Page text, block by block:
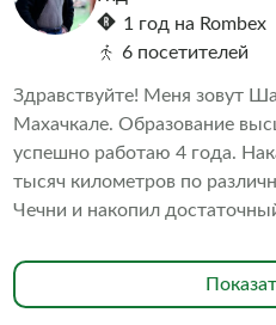
1 год на Rombex
6 посетителей
Здравствуйте! Меня зовут
Махачкале. Образование
успешно работаю 4 года.
тысяч километров по
Чечни и накопил
закончил курсы
менеджмента и технологий в